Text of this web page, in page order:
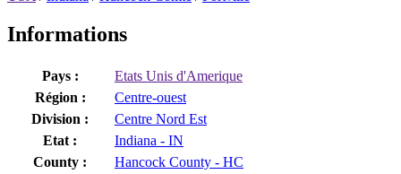
Informations
Pays :
Etats Unis d'Amerique
Région :
Centre-ouest
Division :
Centre Nord Est
Etat :
Indiana - IN
County :
Hancock County - HC